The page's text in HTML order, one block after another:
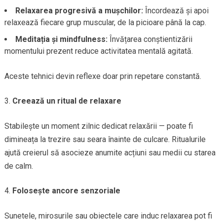
Relaxarea progresivă a mușchilor: Încordează și apoi
relaxează fiecare grup muscular, de la picioare până la cap.
Meditația și mindfulness: Învățarea conștientizării
momentului prezent reduce activitatea mentală agitată.
Aceste tehnici devin reflexe doar prin repetare constantă.
Creează un ritual de relaxare
Stabilește un moment zilnic dedicat relaxării — poate fi
dimineața la trezire sau seara înainte de culcare. Ritualurile
ajută creierul să asocieze anumite acțiuni sau medii cu starea
de calm.
Folosește ancore senzoriale
Sunetele, mirosurile sau obiectele care induc relaxarea pot fi